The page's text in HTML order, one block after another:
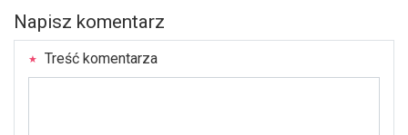
Napisz komentarz
Treść komentarza